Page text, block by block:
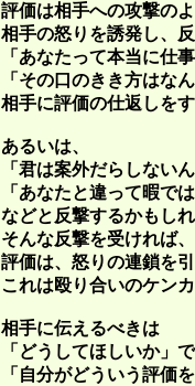
評価は相手への攻撃の
相手の怒りを誘発し、
「あなたって本当に仕
「その口のきき方はな
相手に評価の仕返しを
あるいは、
「君は案外だらしない
「あなたと違って暇で
などと反撃するかもし
そんな反撃を受ければ
評価は、怒りの連鎖を
これは殴り合いのケン
相手に伝えるべきは
「どうしてほしいか」
「自分がどういう評価